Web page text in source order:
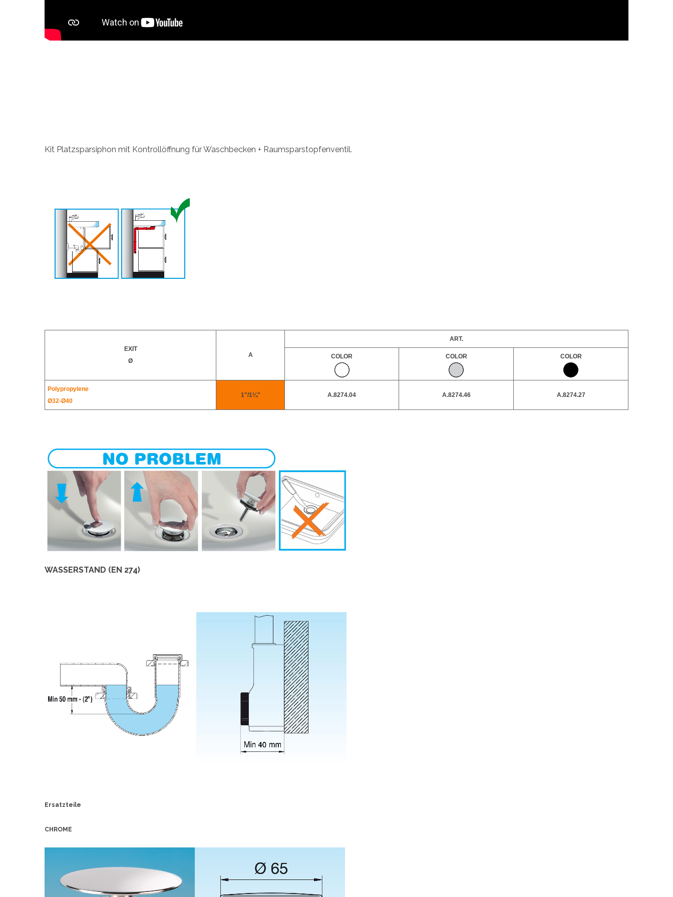
Kit Platzsparsiphon mit Kontrollöffnung für Waschbecken + Raumsparstopfenventil.
EXIT
Ø
A
ART.
COLOR COLOR COLOR
Polypropylene
Ø32-Ø40
1"/1¼" A.8274.04 A.8274.46 A.8274.27
WASSERSTAND (EN 274)
Ersatzteile
CHROME